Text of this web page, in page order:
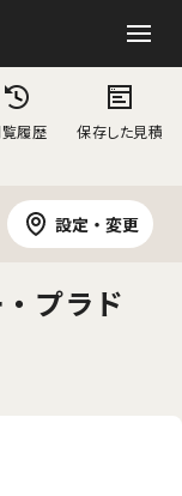
履歴 保存した見積
設定・変更
プラド